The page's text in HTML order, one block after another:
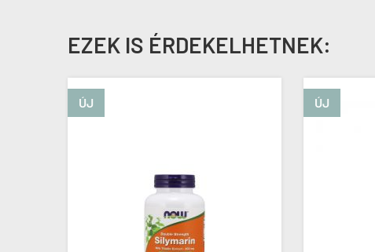
EZEK IS ÉRDEKELHETNEK:
ÚJ ÚJ